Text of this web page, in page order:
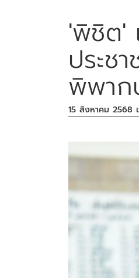
'พิชิต'
ประช
พิพาก
15 สิงหาคม 2568